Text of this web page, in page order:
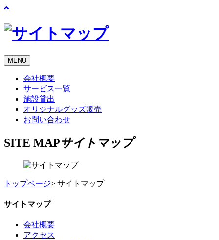
MENU
会社概要
サービス一覧
施設貸出
オリジナルグッズ販売
お問い合わせ
SITE MAPサイトマップ
トップページ> サイトマップ
サイトマップ
会社概要
アクセス